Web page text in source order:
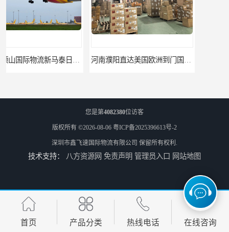
河南濮阳直达美国欧洲到门国际快递药品口罩洗手液消毒水防护衣
河南濮阳美森快船美国FBA专线海运国际物流双清包税 河南焦作欧美日加FBA空海运入仓DHL快递代理当日提取
您是第4082380位访客
版权所有 ©2026-08-06 粤ICP备2025396613号-2
深圳市鑫飞速国际物流有限公司 保留所有权利.
技术支持： 八方资源网 免责声明 管理员入口 网站地图
首页 产品分类 热线电话 在线咨询